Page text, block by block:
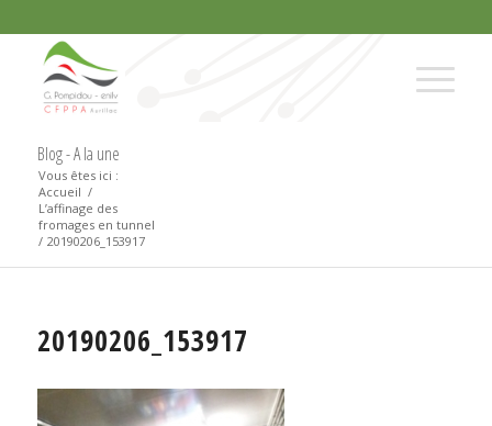
Blog - A la une
Vous êtes ici :
Accueil /
L’affinage des
fromages en tunnel
/ 20190206_153917
20190206_153917